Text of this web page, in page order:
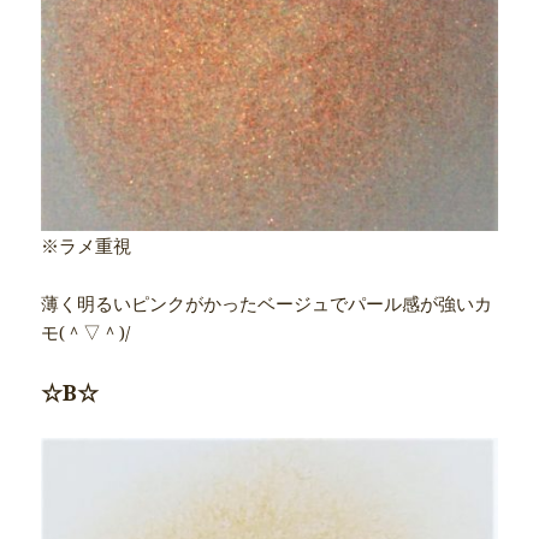
※ラメ重視
薄く明るいピンクがかったベージュでパール感が強いカ
モ(＾▽＾)/
☆B☆